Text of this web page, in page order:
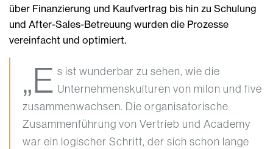
über Finanzierung und Kaufvertrag bis hin zu Schulung
und After-Sales-Betreuung wurden die Prozesse
vereinfacht und optimiert.
„E s ist wunderbar zu sehen, wie die
Unternehmenskulturen von milon und five
zusammenwachsen. Die organisatorische
Zusammenführung von Vertrieb und Academy
war ein logischer Schritt, der sich schon lange